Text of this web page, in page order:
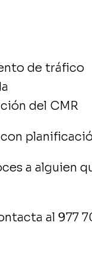
de tráfico
del CMR
a alguien
al 977